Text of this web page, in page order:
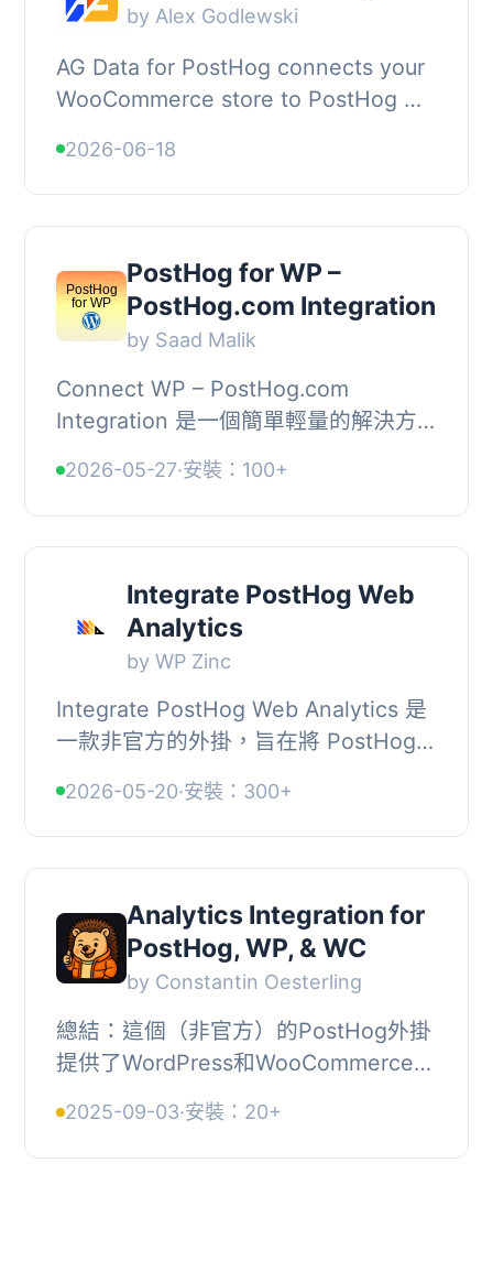
by Alex Godlewski
AG Data for PostHog connects your
WooCommerce store to PostHog —
platform. Track the complete
customer journey fr...
2026-06-18
PostHog for WP –
PostHog.com Integration
by Saad Malik
Connect WP – PostHog.com
Integration 是一個簡單輕量的解決方
插入到你的 WordPress 網站中。
2026-05-27·安裝：100+
Integrate PostHog Web
Analytics
by WP Zinc
Integrate PostHog Web Analytics 是
一款非官方的外掛，旨在將 PostHog
WordPress 網站。透過此外掛，您可以
深入了解訪...
2026-05-20·安裝：300+
Analytics Integration for
PostHog, WP, & WC
by Constantin Oesterling
總結：這個（非官方）的PostHog外掛
提供了WordPress和WooCommerce網
大的分析平臺。, , 1. 什麼是這個（非官
方）PostHog外...
2025-09-03·安裝：20+